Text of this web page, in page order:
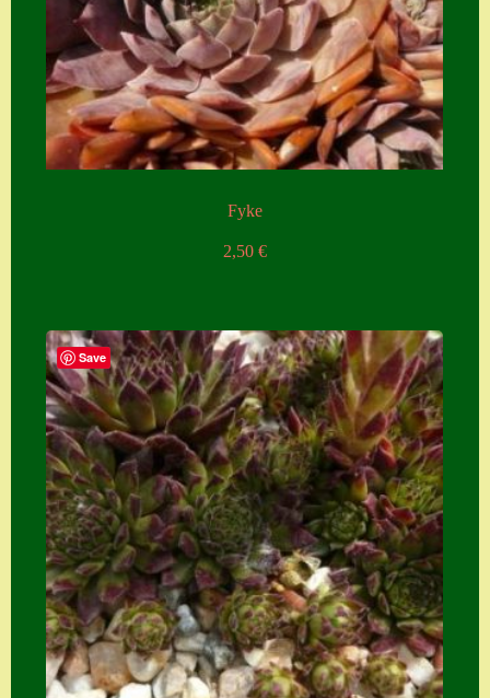
Fyke
2,50 €
Save